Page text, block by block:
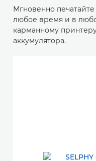
Мгновенно
любое время и в
карманному
аккумулятора.